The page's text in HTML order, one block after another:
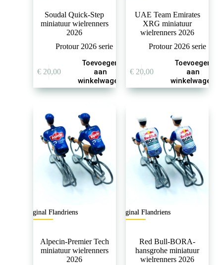
Soudal Quick-Step
miniatuur wielrenners
2026
Protour 2026 serie
€20,00
Toevoegen
aan
winkelwagen
UAE Team Emirates
XRG miniatuur
wielrenners 2026
Protour 2026 serie
€20,00
Toevoegen
aan
winkelwagen
Original Flandriens
Alpecin-Premier Tech
miniatuur wielrenners
2026
Original Flandriens
Red Bull-BORA-
hansgrohe miniatuur
wielrenners 2026